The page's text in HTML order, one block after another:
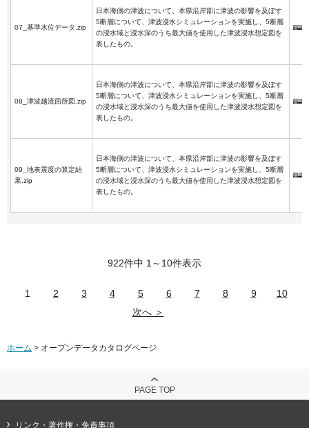
07_基準水位データ.zip
日本海側の津波について、本県沿岸部に津波の影響を及ぼす
5断層について、津波浸水シミュレーションを実施し、5断層
の浸水域と浸水深のうち最大値を使用した津波浸水想定図を
表したもの。
08_津波越流箇所図.zip
日本海側の津波について、本県沿岸部に津波の影響を及ぼす
5断層について、津波浸水シミュレーションを実施し、5断層
の浸水域と浸水深のうち最大値を使用した津波浸水想定図を
表したもの。
09_地表震度の算定結
果.zip
日本海側の津波について、本県沿岸部に津波の影響を及ぼす
5断層について、津波浸水シミュレーションを実施し、5断層
の浸水域と浸水深のうち最大値を使用した津波浸水想定図を
表したもの。
922件中 1～10件表示
1 2 3 4 5 6 7 8 9
10
次へ ＞
ホーム > オープンデータカタログページ
PAGE TOP
リンク・著作権・免責事項